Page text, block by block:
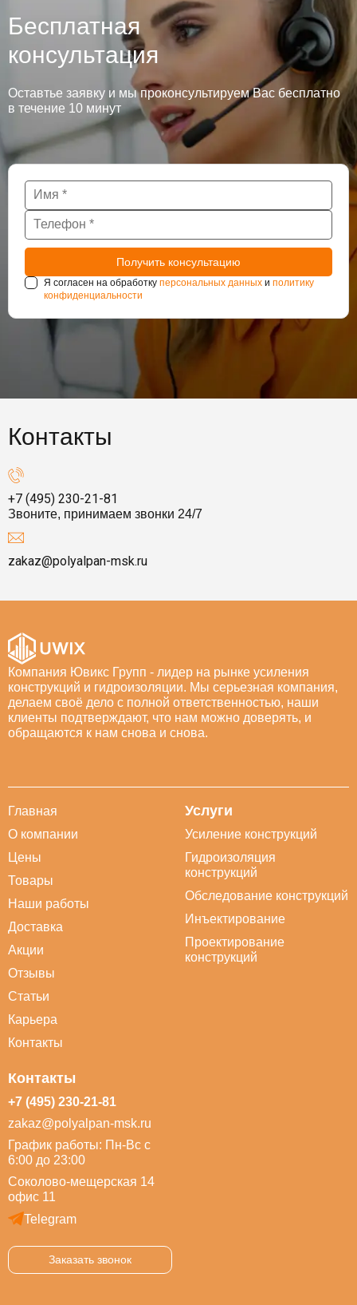
Бесплатная
консультация
Оставтье заявку и мы проконсультируем Вас бесплатно
в течение 10 минут
Я согласен на обработку персональных данных и политику
конфиденциальности
Контакты
+7 (495) 230-21-81
Звоните, принимаем звонки 24/7
zakaz@polyalpan-msk.ru
Компания Ювикс Групп - лидер на рынке усиления
конструкций и гидроизоляции. Мы серьезная компания,
делаем своё дело с полной ответственностью, наши
клиенты подтверждают, что нам можно доверять, и
обращаются к нам снова и снова.
Главная
О компании
Цены
Товары
Наши работы
Доставка
Акции
Отзывы
Статьи
Карьера
Контакты
Услуги
Усиление конструкций
Гидроизоляция
конструкций
Обследование конструкций
Инъектирование
Проектирование
конструкций
Контакты
+7 (495) 230-21-81
zakaz@polyalpan-msk.ru
График работы: Пн-Вс с
6:00 до 23:00
Соколово-мещерская 14
офис 11
Telegram
Заказать звонок